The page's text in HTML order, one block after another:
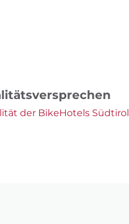
der BikeHotels Südtirol